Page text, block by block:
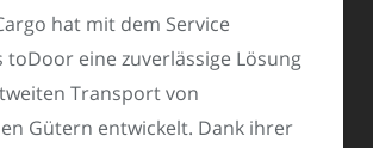
hat mit dem Service
toDoor eine zuverlässige Lösung
Transport von
Gütern entwickelt. Dank ihrer